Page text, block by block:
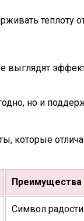
теплоту
выглядят
но и
Преимущества
Символ